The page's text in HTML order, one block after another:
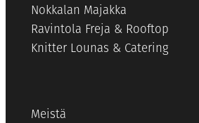
Nokkalan Majakka
Ravintola Freja & Rooftop
Knitter Lounas & Catering
Meistä